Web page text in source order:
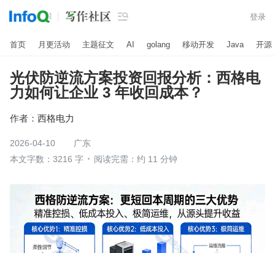
 登录
首页 月更活动 主题征文 AI golang 移动开发 Java 开源
光伏防逆流方案投资回报分析：西格电
力如何让企业 3 年收回成本？
作者： 西格电力
2026-04-10
广东
本文字数：3216 字
阅读完需：约 11 分钟